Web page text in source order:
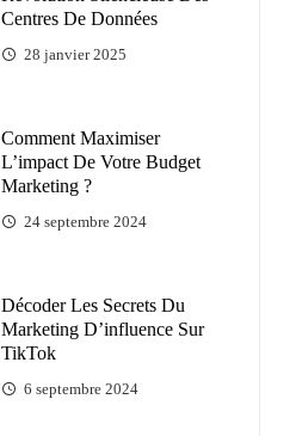
Centres De Données
28 janvier 2025
Comment Maximiser
L’impact De Votre Budget
Marketing ?
24 septembre 2024
Décoder Les Secrets Du
Marketing D’influence Sur
TikTok
6 septembre 2024